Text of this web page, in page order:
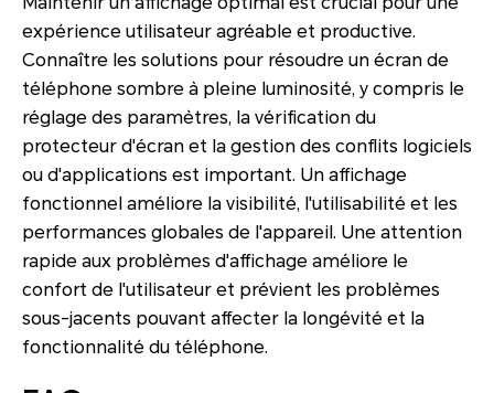
expérience utilisateur agréable et productive.
Connaître les solutions pour résoudre un écran de
téléphone sombre à pleine luminosité, y compris le
réglage des paramètres, la vérification du
protecteur d'écran et la gestion des conflits logiciels
ou d'applications est important. Un affichage
fonctionnel améliore la visibilité, l'utilisabilité et les
performances globales de l'appareil. Une attention
rapide aux problèmes d'affichage améliore le
confort de l'utilisateur et prévient les problèmes
sous-jacents pouvant affecter la longévité et la
fonctionnalité du téléphone.